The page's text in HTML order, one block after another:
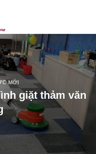
MỚI
giặt thảm văn